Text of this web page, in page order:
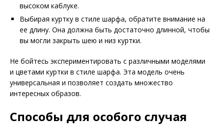
высоком каблуке.
Выбирая куртку в стиле шарфа, обратите внимание на
ее длину. Она должна быть достаточно длинной, чтобы
вы могли закрыть шею и низ куртки.
Не бойтесь экспериментировать с различными моделями
и цветами куртки в стиле шарфа. Эта модель очень
универсальная и позволяет создать множество
интересных образов.
Способы для особого случая